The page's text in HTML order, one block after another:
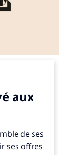
Cortina, les
se
institutions
dans
des
et privé en